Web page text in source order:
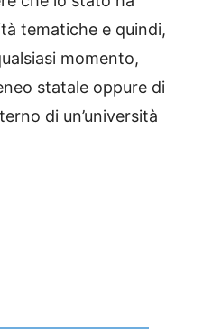
tematiche e quindi,
momento,
statale oppure di
di un’università